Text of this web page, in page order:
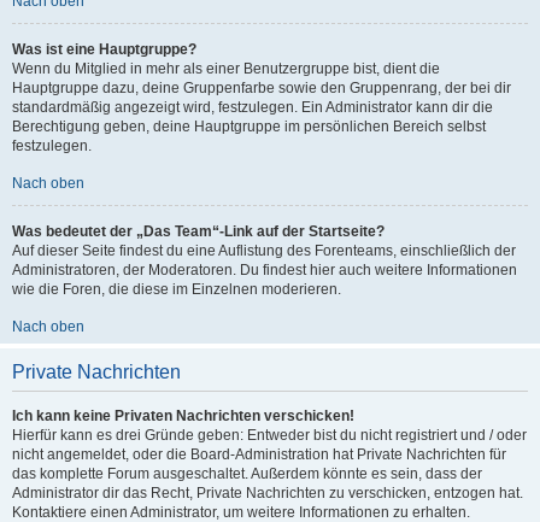
Was ist eine Hauptgruppe?
Wenn du Mitglied in mehr als einer Benutzergruppe bist, dient die
Hauptgruppe dazu, deine Gruppenfarbe sowie den Gruppenrang, der bei dir
standardmäßig angezeigt wird, festzulegen. Ein Administrator kann dir die
Berechtigung geben, deine Hauptgruppe im persönlichen Bereich selbst
festzulegen.
Nach oben
Was bedeutet der „Das Team“-Link auf der Startseite?
Auf dieser Seite findest du eine Auflistung des Forenteams, einschließlich der
Administratoren, der Moderatoren. Du findest hier auch weitere Informationen
wie die Foren, die diese im Einzelnen moderieren.
Nach oben
Private Nachrichten
Ich kann keine Privaten Nachrichten verschicken!
Hierfür kann es drei Gründe geben: Entweder bist du nicht registriert und / oder
nicht angemeldet, oder die Board-Administration hat Private Nachrichten für
das komplette Forum ausgeschaltet. Außerdem könnte es sein, dass der
Administrator dir das Recht, Private Nachrichten zu verschicken, entzogen hat.
Kontaktiere einen Administrator, um weitere Informationen zu erhalten.